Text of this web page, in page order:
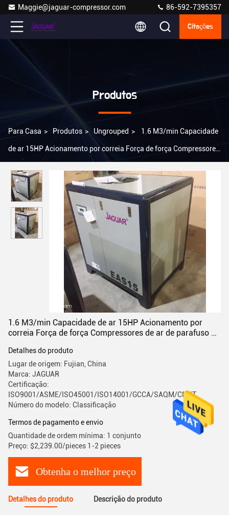
Maggie@jaguar-compressor.com 86-592-7395357
Citações
Produtos
Para Casa > Produtos > Ungrouped > 1.6 M3/min Capacidade
de ar 15HP Acionamento por correia Força de força Compressores
1.6 M3/min Capacidade de ar 15HP Acionamento por
correia Força de força Compressores de ar de parafuso de
Detalhes do produto
Lugar de origem: Fujian, China
Marca: JAGUAR
Certificação:
ISO9001/ASME/ISO45001/ISO14001/GCCA/SAQM/CMIIT
Número do modelo: Classificação
Termos de pagamento e envio
Quantidade de ordem mínima: 1 conjunto
Preço: $2,239.00/pieces 1-2 pieces
Obtenha o melhor preço
Detalhes do produto Descrição do produto